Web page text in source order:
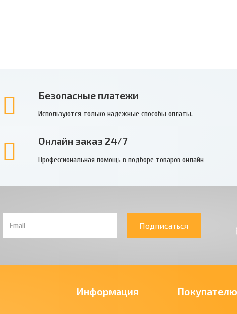
Безопасные платежи
Используются только надежные способы оплаты.
Онлайн заказ 24/7
Профессиональная помощь в подборе товаров онлайн
Подписаться
Информация Покупателю